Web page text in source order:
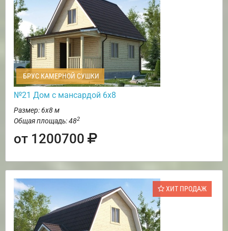
БРУС КАМЕРНОЙ СУШКИ
№21 Дом с мансардой 6х8
Размер: 6х8 м
Общая площадь: 482
от 1200700
ХИТ ПРОДАЖ